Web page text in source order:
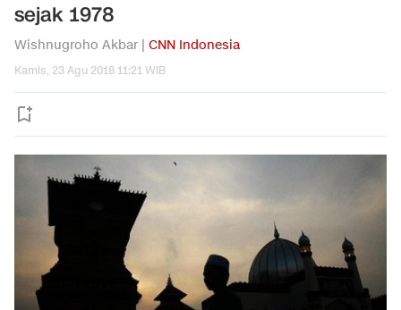
sejak 1978
Wishnugroho Akbar | CNN Indonesia
Kamis, 23 Agu 2018 11:21 WIB